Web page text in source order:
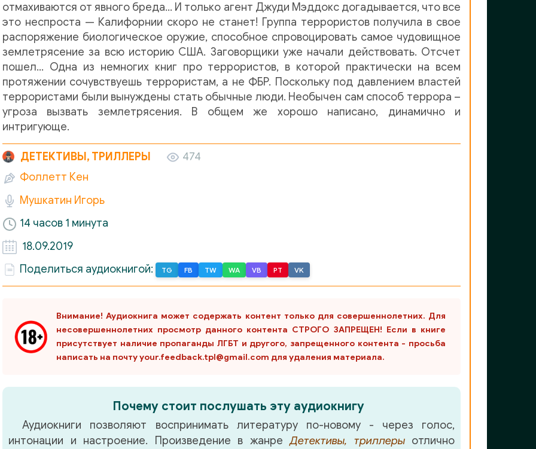
отмахиваются от явного бреда… И только агент Джуди Мэддокс догадывается, что все
это неспроста — Калифорнии скоро не станет! Группа террористов получила в свое
распоряжение биологическое оружие, способное спровоцировать самое чудовищное
землетрясение за всю историю США. Заговорщики уже начали действовать. Отсчет
пошел… Одна из немногих книг про террористов, в которой практически на всем
протяжении сочувствуешь террористам, а не ФБР. Поскольку под давлением властей
террористами были вынуждены стать обычные люди. Необычен сам способ террора –
угроза вызвать землетрясения. В общем же хорошо написано, динамично и
интригующе.
ДЕТЕКТИВЫ, ТРИЛЛЕРЫ
474
Фоллетт Кен
Мушкатин Игорь
14 часов 1 минута
18.09.2019
Поделиться аудиокнигой:
TG FB TW WA VB PT VK
Внимание! Аудиокнига может содержать контент только для совершеннолетних. Для
несовершеннолетних просмотр данного контента СТРОГО ЗАПРЕЩЕН! Если в книге
присутствует наличие пропаганды ЛГБТ и другого, запрещенного контента - просьба
написать на почту your.feedback.tpl@gmail.com для удаления материала.
Почему стоит послушать эту аудиокнигу
Аудиокниги позволяют воспринимать литературу по-новому - через голос,
интонации и настроение. Произведение в жанреДетективы, триллерыотлично